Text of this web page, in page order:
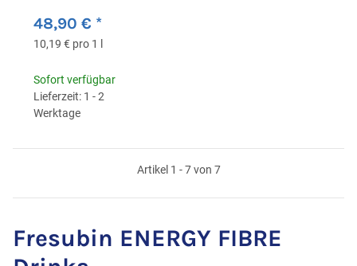
48,90 € *
10,19 € pro 1 l
Sofort verfügbar
Lieferzeit: 1 - 2
Werktage
Artikel 1 - 7 von 7
Fresubin ENERGY FIBRE